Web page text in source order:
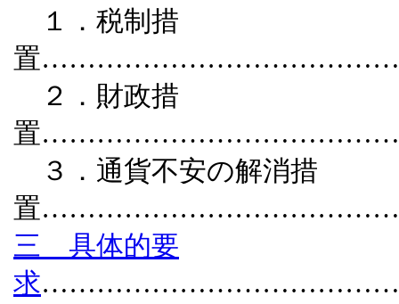
１．税制措
置
２．財政措
置
３．通貨不安の解消措
置
三 具体的要
求